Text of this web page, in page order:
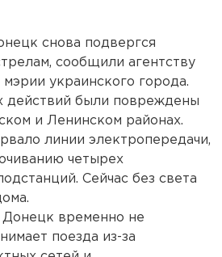
снова подвергся
сообщили агентству
украинского города.
действий были повреждены
и Ленинском районах.
линии электропередачи,
четырех
Сейчас без света
Донецк временно не
поезда из-за